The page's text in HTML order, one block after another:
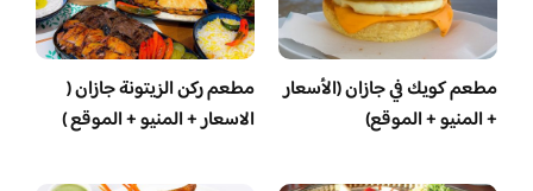
مطعم كويك في جازان (الأسعار
+ المنيو + الموقع)
مطعم ركن الزيتونة جازان (
الاسعار + المنيو + الموقع )